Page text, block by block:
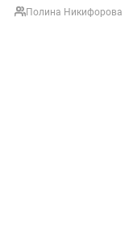
Полина Никифорова